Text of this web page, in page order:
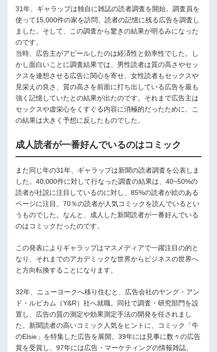
31年、ギャラップは独自に雑誌の読者調査を開始。調査員を
使って15,000件の家を訪問。読者の記憶に残る広告を調査し
ました。そして、この調査から驚きの結果が明るみになった
のです。
当時、広告主がアピールしたのは経済性と効率性でした。し
かし面白いことに調査結果では、男性読者は質の高さやセッ
クスを連想させる広告に関心を寄せ、女性読者もセックスや
見栄えの良さ、質の高さを前面に打ち出している広告を最も
強く記憶していたとの結果が出たのです。それまで広告主は
セックスや虚栄心をくすぐる内容に消極的だったために、こ
の結果は大きく予想に反したものでした。
成人読者が一番好んでいるのはコミック
また同じ年の31年、ギャラップは新聞の読者調査を公表しま
した。40,000件に対して行なった調査の結果は、40~50%の
読者が社説に注目しているのに対し、85%の読者が絵のある
ページに注目。70％の読者が人気コミックを読んでいるとい
うものでした。なんと、成人した新聞読者が一番好んでいる
のはコミックだったのです。
この発表によりギャラップはマスメディアで一躍注目の的と
なり、それまでのアカデミックな世界からビジネスの世界へ
と方向転換することになります。
32年、ニューヨークへ移り住むと、広告会社のヤング・アン
ド・ルビカム（Y&R）社へ就職。同社で調査・研究部門を設
置し、広告の質の測定や効果測定手法の開発を任されまし
た。新聞読者の高いコミック人気をヒントに、コミック「牛
のElsie」を特集した広告を展開。39年には見事に数々の広告
賞を受賞し、97年には広告・マーケティングの情報雑誌、